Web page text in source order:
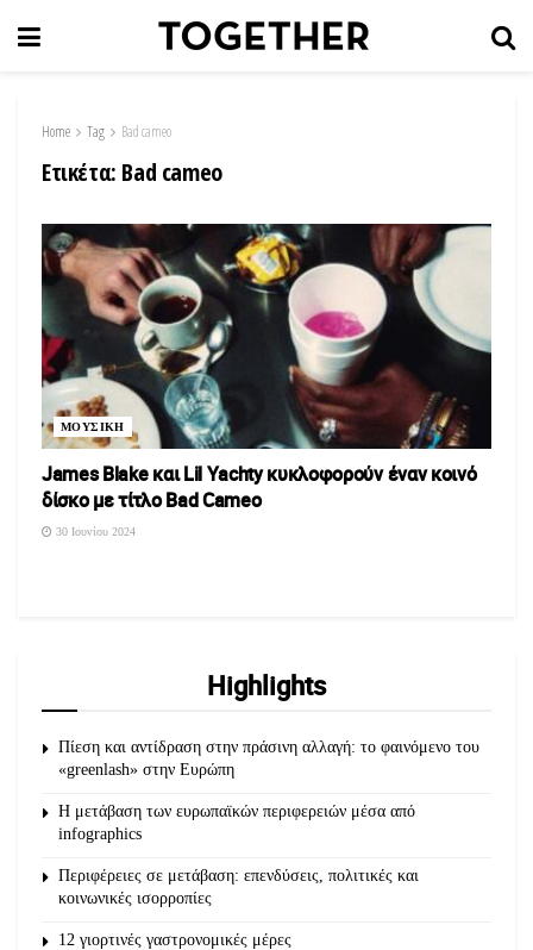
Home Tag Bad cameo
Ετικέτα: Bad cameo
ΜΟΥΣΙΚΗ
James Blake και Lil Yachty κυκλοφορούν έναν κοινό
δίσκο με τίτλο Bad Cameo
30 Ιουνίου 2024
Highlights
Πίεση και αντίδραση στην πράσινη αλλαγή: το φαινόμενο του
«greenlash» στην Ευρώπη
Η μετάβαση των ευρωπαϊκών περιφερειών μέσα από
infographics
Περιφέρειες σε μετάβαση: επενδύσεις, πολιτικές και
κοινωνικές ισορροπίες
12 γιορτινές γαστρονομικές μέρες